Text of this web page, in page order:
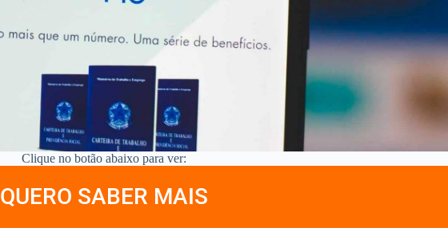
Clique no botão abaixo para ver:
QUERO SABER MAIS